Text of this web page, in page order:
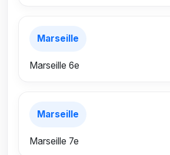
Marseille
Marseille 6e
Marseille
Marseille 7e